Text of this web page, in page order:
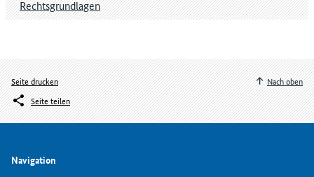
Rechtsgrundlagen
Seite drucken
Seite teilen
Nach oben
Navigation